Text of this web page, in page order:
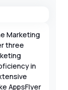
Marketing
three
in
AppsFlyer